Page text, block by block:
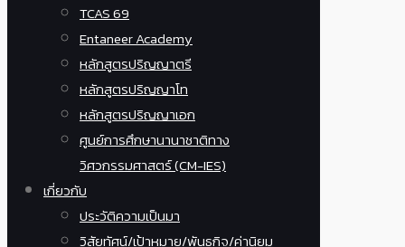
TCAS 69
Entaneer Academy
หลักสูตรปริญญาตรี
หลักสูตรปริญญาโท
หลักสูตรปริญญาเอก
ศูนย์การศึกษานานาชาติทาง
วิศวกรรมศาสตร์ (CM-IES)
เกี่ยวกับ
ประวัติความเป็นมา
วิสัยทัศน์/เป้าหมาย/พันธกิจ/ค่านิยม